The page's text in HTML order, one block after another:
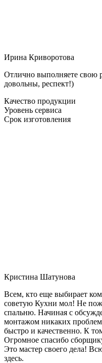
Ирина Криворотова
Отлично выполняете свою
довольны, респект!)
Качество продукции
Уровень сервиса
Срок изготовления
Кристина Шатунова
Всем, кто еще выбирает
советую Кухни мол! Не
спальню. Начиная с
монтажом никаких
быстро и качественно. К
Огромное спасибо
Это мастер своего дела!
здесь.